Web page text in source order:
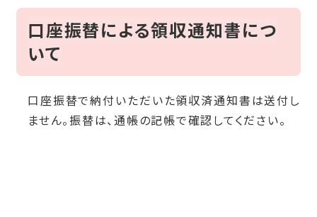
口座振替による領収通知書につ
いて
口座振替で納付いただいた領収済通知書は送付し
ません。振替は、通帳の記帳で確認してください。